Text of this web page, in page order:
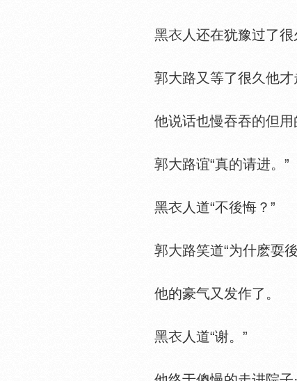
黑 人还在犹豫过了很
郭大路又等了很久他才
他说话也慢吞吞的但用
郭大路谊“真的请进。”
黑 人道“不後悔？”
郭大路笑道“为什麽耍後
他的豪气又发作了。
黑 人道“谢。”